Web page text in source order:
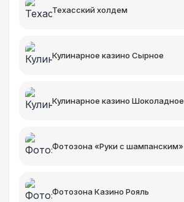
Техасский холдем
Кулинарное казино Сырное
Кулинарное казино Шоколадное
Фотозона «Руки с шампанским»
Фотозона Казино Рояль